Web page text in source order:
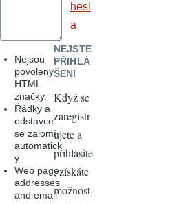
Nejsou
povoleny
HTML
značky.
Řádky a
odstavce
se zalomí
automatick
y.
Web page
addresses
and email
hesl
a
NEJSTE
PŘIHLÁ
ŠENI
Když se
zaregistr
ujete a
přihlásíte
, získáte
možnost